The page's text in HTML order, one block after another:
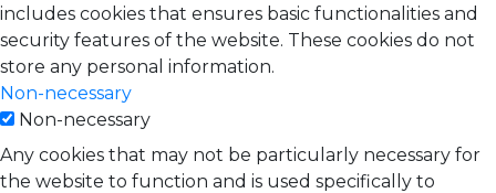
includes cookies that ensures basic functionalities and
security features of the website. These cookies do not
store any personal information.
Non-necessary
Non-necessary
Any cookies that may not be particularly necessary for
the website to function and is used specifically to